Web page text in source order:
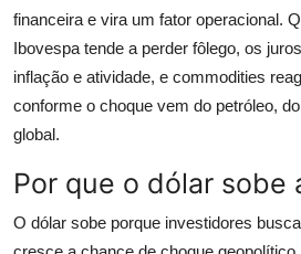
financeira e vira um fator operacional.
Ibovespa tende a perder fôlego, os
inflação e atividade, e commodities
conforme o choque vem do petróleo,
global.
Por que o dólar sobe
O dólar sobe porque investidores